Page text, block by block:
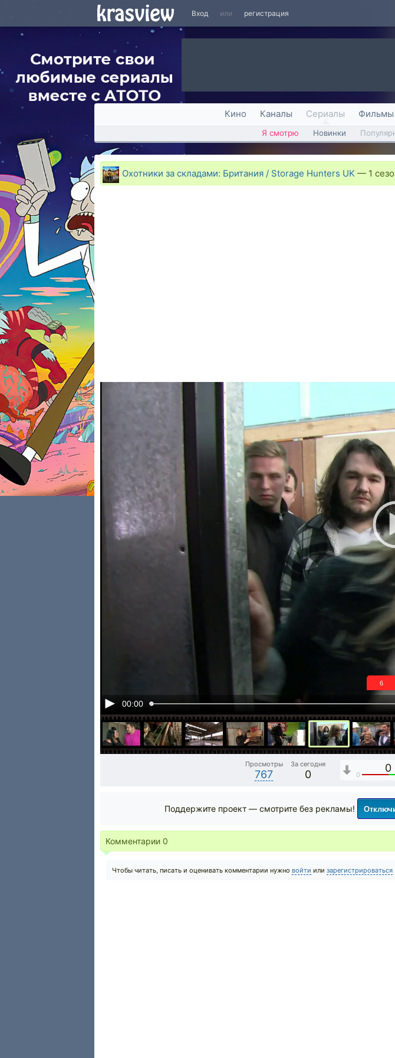
Вход или регистрация
Кино Каналы Сериалы Фильмы
Я смотрю Новинки
Охотники за складами: Британия / Storage Hunters UK — 1
00:00
5
Просмотры
767
За сегодня
0
0
0
Поддержите проект — смотрите без рекламы!
Комментарии 0
Чтобы читать, писать и оценивать комментарии нужно войти или зарегистрироваться